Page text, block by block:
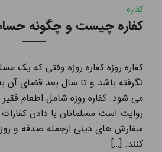
کفاره
کفاره چیست و چگونه
کفاره روزه کفاره روزه وقتی که یک
نگرفته باشد و تا سال بعد قضای آن
می شود. کفاره روزه شامل اطعام
روایت است مسلمانان با دادن کفارات
سفارش های دینی ازجمله صدقه و
کنند. […]